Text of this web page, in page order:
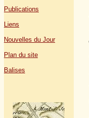
Publications
Liens
Nouvelles du Jour
Plan du site
Balises